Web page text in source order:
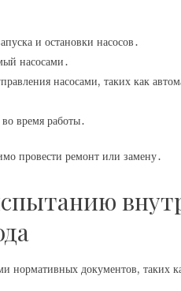
и остановки насосов․
насосами․
насосами, таких как
время работы․
провести ремонт или замену․
нормативных документов, таких